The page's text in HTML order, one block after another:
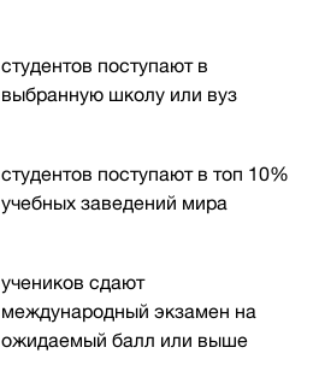
студентов поступают в
выбранную школу или вуз
студентов поступают в топ 10%
учебных заведений мира
учеников сдают
международный экзамен на
ожидаемый балл или выше